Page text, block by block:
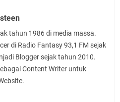
tahun 1986 di media massa.
di Radio Fantasy 93,1 FM sejak
Blogger sejak tahun 2010.
Content Writer untuk